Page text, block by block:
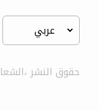
حقوق النشر